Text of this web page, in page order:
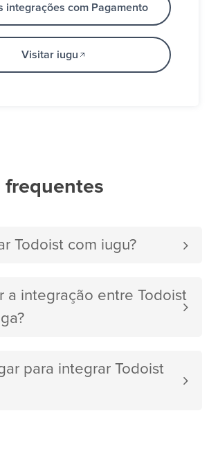
integrações com Pagamento
Visitar iugu
frequentes
Todoist com iugu?
a integração entre Todoist
para integrar Todoist